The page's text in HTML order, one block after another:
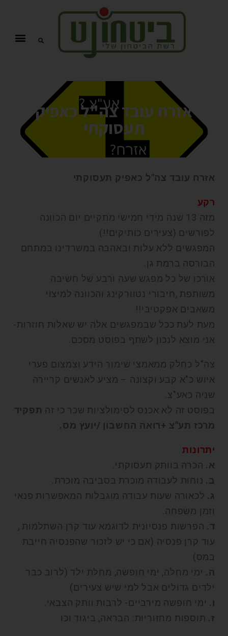
אזרח עובד צה"ל כאפיק
תעסוקתי
אזרח עובד צה"ל כאפיק תעסוקתי
רקע
מזה 13 שנה מידי חמישי מתקיים יום הכוונה
לפורשים (צעירים כותיקים!!)
המפגשים ללא עלות ובאהבה במשרדינו במתחם
הבורסה ברמת גן.
אורכו של כל מפגש שעה ורבע של חשיבה
משותפת ,חיבורי נטוורקינג והכוונה למיצוי
משאבים אפקטיבי!!
מעת לעת ככל שבמפגשים אלה יש שאלות חוזרות-
אני מוצא לנכון לשתף בפוסט מסכם.
צה"ל כחלק ממאמצי שימור הידע וצמצום פערי
איוש כ"א קבע וקצונה – מציע לאנשים קריירה
שניה כאע"צ.
בפוסט זה לא אכנס לסימולציות שכר כי זה תפקיד
מרכז תע"צ +רואה החשבון /יועץ מס.
יתרונות
א. הכרה בוותק תעסוקתי.
ב. נוחות לעבודה מוכרת בסביבה מוכרת.
ג. לכאורה שעות עבודה מוגבלות המאפשרות פנאי
וזמן משפחה.
ד. הפרשות פנסיונית לדוגמא עוד קרן השתלמות ,
עוד קרן פנסיה (אם כי יש לזכור שהפנסיה חייבת
במס)
ה. ימי מחלה, ימי חופשה, מחלת ילד (לרוב כבר
ילדים גדולים אבל למי שיש צעירים)
ו. ימי חופשה מירביים- לרבות וותק הצבאי.
ז. תוספות מחזוריות: הבראה, ביגוד וכו